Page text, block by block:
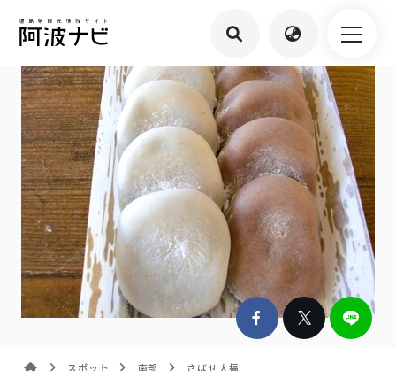
スポット 南部 さばせ大福